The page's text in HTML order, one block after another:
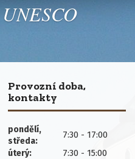
Provozní doba,
kontakty
pondělí,
středa:
7:30 - 17:00
úterý: 7:30 - 15:00